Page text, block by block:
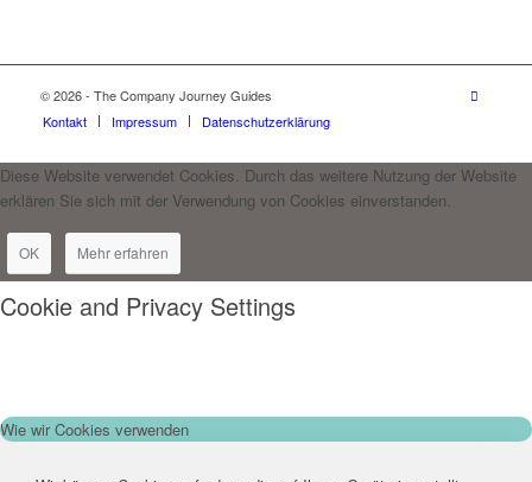
© 2026 - The Company Journey Guides
Kontakt
Impressum Datenschutzerklärung
Diese Website verwendet Cookies. Durch das weitere Nutzung der Website
erklären Sie sich mit der Verwendung von Cookies einverstanden.
OK Mehr erfahren
Cookie and Privacy Settings
Wie wir Cookies verwenden